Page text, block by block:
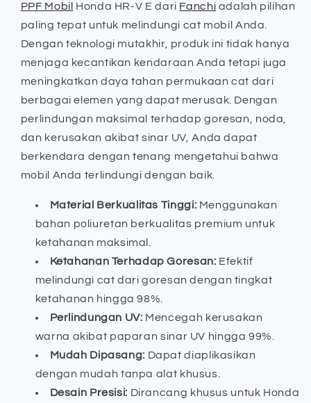
-
Fanchi
-
Fanchi
PPF Mobil Honda HR-V E dari Fanchi adalah pilihan
paling tepat untuk melindungi cat mobil Anda.
Dengan teknologi mutakhir, produk ini tidak hanya
menjaga kecantikan kendaraan Anda tetapi juga
meningkatkan daya tahan permukaan cat dari
berbagai elemen yang dapat merusak. Dengan
perlindungan maksimal terhadap goresan, noda,
dan kerusakan akibat sinar UV, Anda dapat
berkendara dengan tenang mengetahui bahwa
mobil Anda terlindungi dengan baik.
Material Berkualitas Tinggi: Menggunakan
bahan poliuretan berkualitas premium untuk
ketahanan maksimal.
Ketahanan Terhadap Goresan: Efektif
melindungi cat dari goresan dengan tingkat
ketahanan hingga 98%.
Perlindungan UV: Mencegah kerusakan
warna akibat paparan sinar UV hingga 99%.
Mudah Dipasang: Dapat diaplikasikan
dengan mudah tanpa alat khusus.
Desain Presisi: Dirancang khusus untuk Honda